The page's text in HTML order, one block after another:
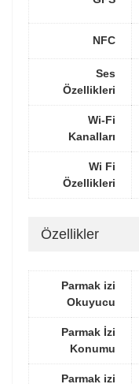
NFC
Ses
Özellikleri
Wi-Fi
Kanalları
Wi Fi
Özellikleri
Özellikler
Parmak izi
Okuyucu
Parmak İzi
Konumu
Parmak izi